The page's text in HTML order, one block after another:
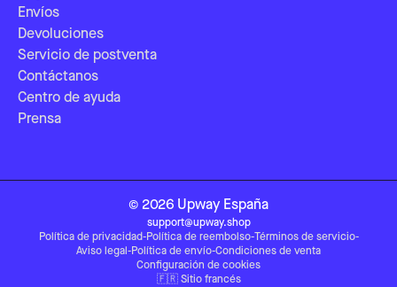
Envíos
Devoluciones
Servicio de postventa
Contáctanos
Centro de ayuda
Prensa
© 2026 Upway España
support@upway.shop
Política de privacidad-Política de reembolso-Términos de servicio-
Aviso legal -Política de envío-Condiciones de venta
Configuración de cookies
🇫🇷 Sitio francés